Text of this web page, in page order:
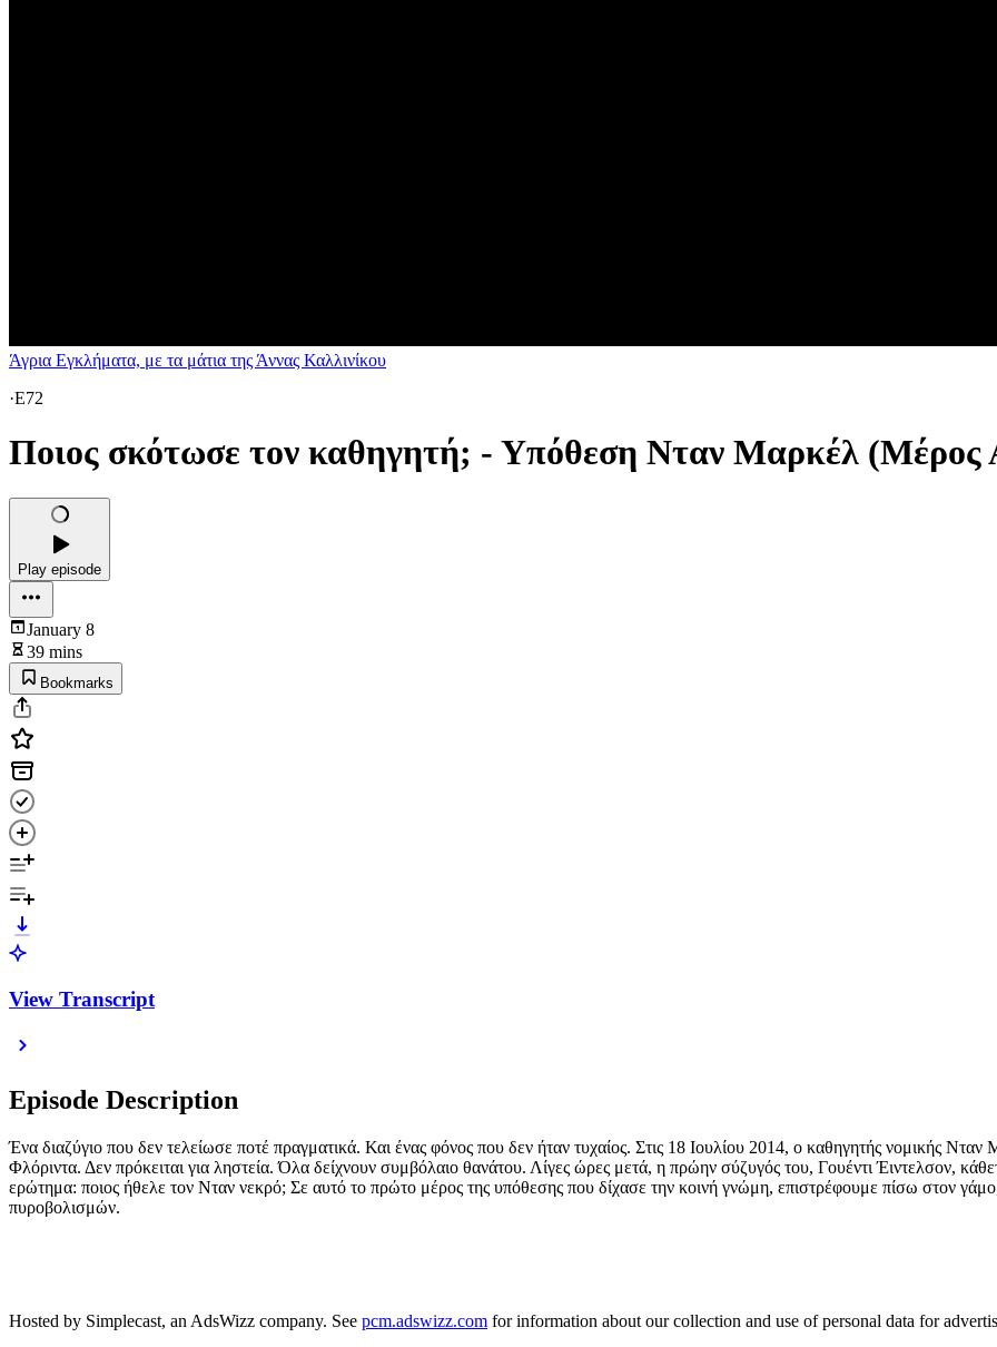
Άγρια Εγκλήματα, με τα μάτια της Άννας Καλλινίκου
·E72
Ποιος σκότωσε τον καθηγητή; - Υπόθεση Νταν Μαρκέλ (Μέρος
Play episode
January 8
39 mins
Bookmarks
View Transcript
Episode Description
Ένα διαζύγιο που δεν τελείωσε ποτέ πραγματικά. Και ένας φόνος που δεν ήταν τυχαίος. Στις 18 Ιουλίου 2014, ο καθηγητής νομικής
Φλόριντα. Δεν πρόκειται για ληστεία. Όλα δείχνουν συμβόλαιο θανάτου. Λίγες ώρες μετά, η πρώην σύζυγός του, Γουέντι Έιντελσον,
ερώτημα: ποιος ήθελε τον Νταν νεκρό; Σε αυτό το πρώτο μέρος της υπόθεσης που δίχασε την κοινή γνώμη, επιστρέφουμε πίσω στον
πυροβολισμών.
Hosted by Simplecast, an AdsWizz company. See pcm.adswizz.com for information about our collection and use of personal data for